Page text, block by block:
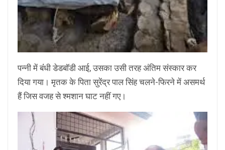
पन्नी में बंंधी डेडबॉडी आई, उसका उसी तरह अंतिम संस्कार कर
दिया गया। मृतक के पिता सुरेंद्र पाल सिंह चलने-फिरने में असमर्थ
हैं जिस वजह से श्मशान घाट नहीं गए।